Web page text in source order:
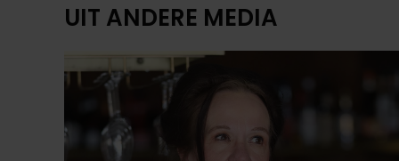
UIT ANDERE MEDIA